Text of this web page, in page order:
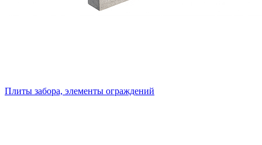
Плиты забора, элементы ограждений